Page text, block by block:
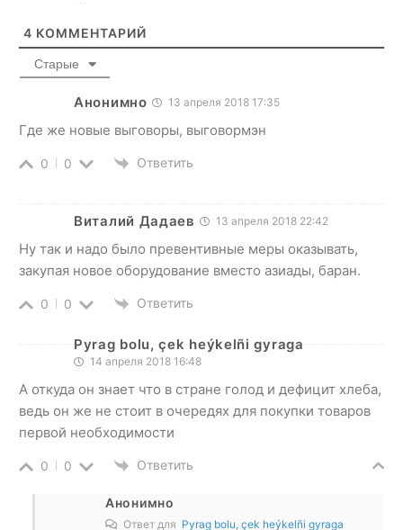
4 КОММЕНТАРИЙ
Старые
Анонимно 13 апреля 2018 17:35
Где же новые выговоры, выговормэн
0 0 Ответить
Виталий Дадаев 13 апреля 2018 22:42
Ну так и надо было превентивные меры оказывать,
закупая новое оборудование вместо азиады, баран.
0 0 Ответить
Pyrag bolu, çek heýkelñi gyraga
14 апреля 2018 16:48
А откуда он знает что в стране голод и дефицит хлеба,
ведь он же не стоит в очередях для покупки товаров
первой необходимости
0 0 Ответить
Анонимно
Ответ для Pyrag bolu, çek heýkelñi gyraga